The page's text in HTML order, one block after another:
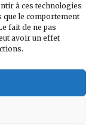
à ces technologies
que le comportement
fait de ne pas
avoir un effet